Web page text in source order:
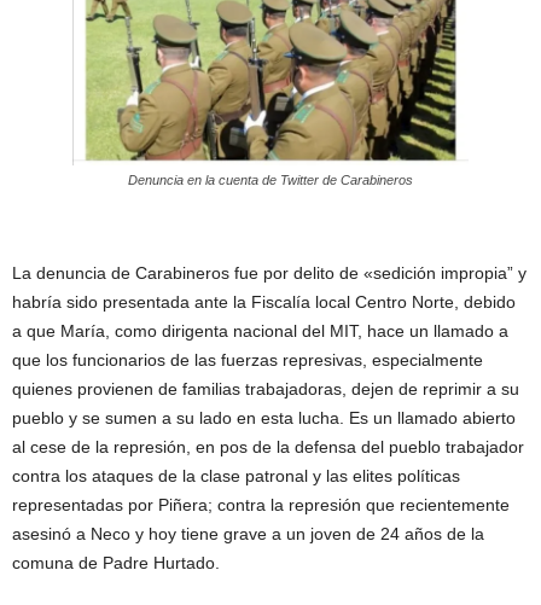
Denuncia en la cuenta de Twitter de Carabineros
La denuncia de Carabineros fue por delito de «sedición impropia” y
habría sido presentada ante la Fiscalía local Centro Norte, debido
a que María, como dirigenta nacional del MIT, hace un llamado a
que los funcionarios de las fuerzas represivas, especialmente
quienes provienen de familias trabajadoras, dejen de reprimir a su
pueblo y se sumen a su lado en esta lucha. Es un llamado abierto
al cese de la represión, en pos de la defensa del pueblo trabajador
contra los ataques de la clase patronal y las elites políticas
representadas por Piñera; contra la represión que recientemente
asesinó a Neco y hoy tiene grave a un joven de 24 años de la
comuna de Padre Hurtado.